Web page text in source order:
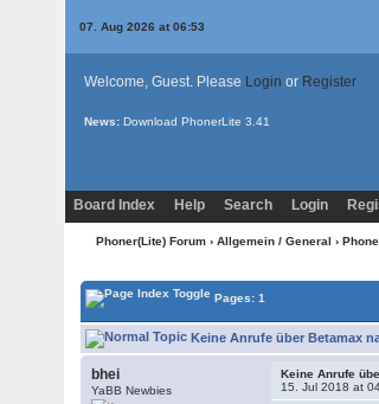
07. Aug 2026 at 06:53
Welcome, Guest. Please Login or Register
News: Download PhonerLite 3.41
Board Index Help Search Login
Phoner(Lite) Forum › Allgemein / General ›
Pages: 1
Keine Anrufe über Betamax
bhei
YaBB Newbies
Keine Anrufe
15. Jul 2018 at